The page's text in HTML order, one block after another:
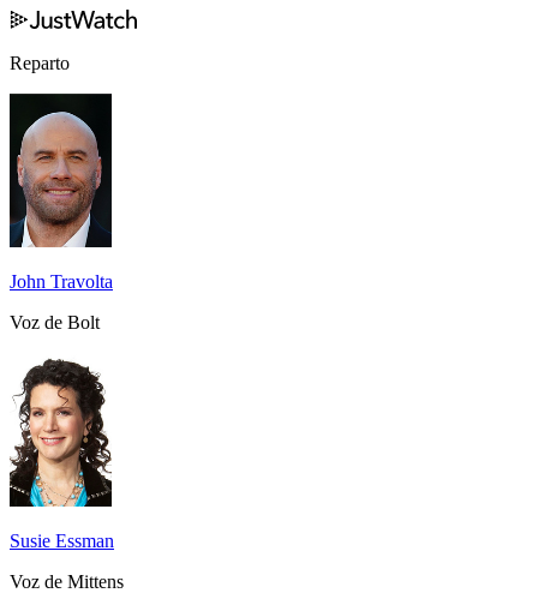
Reparto
John Travolta
Voz de Bolt
Susie Essman
Voz de Mittens